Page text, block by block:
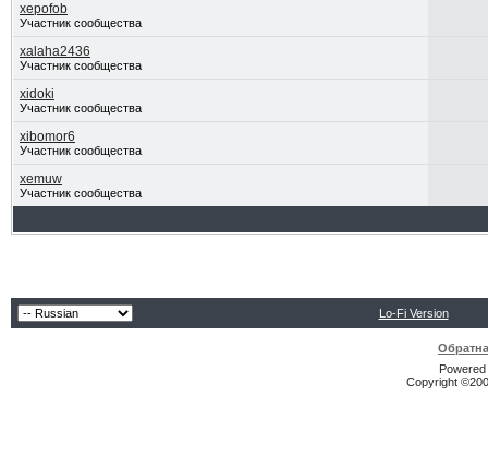
xepofob
Участник сообщества
xalaha2436
Участник сообщества
xidoki
Участник сообщества
xibomor6
Участник сообщества
xemuw
Участник сообщества
Lo-Fi Version
Copyright